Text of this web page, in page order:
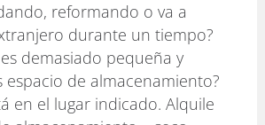
reformando o va a
durante un tiempo?
demasiado pequeña y
espacio de almacenamiento?
en el lugar indicado. Alquile